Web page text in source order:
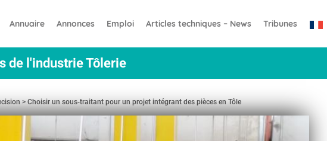
Annuaire Annonces Emploi Articles techniques – News Tribunes
de l'industrie Tôlerie
Choisir un sous-traitant pour un projet intégrant des pièces en Tôle